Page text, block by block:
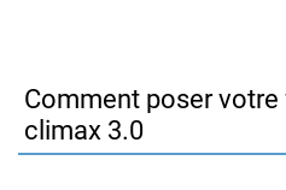
Comment poser votre
climax 3.0